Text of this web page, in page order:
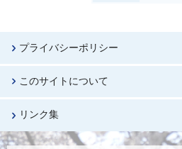
プライバシーポリシー
このサイトについて
リンク集